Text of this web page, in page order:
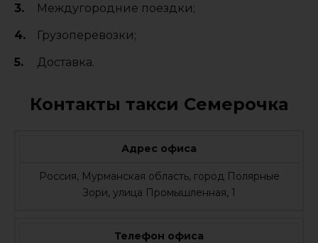
Междугородние поездки;
Грузоперевозки;
Доставка.
Контакты такси Семерочка
Адрес офиса
Россия, Мурманская область, город Полярные
Зори, улица Промышленная, 1
Телефон офиса